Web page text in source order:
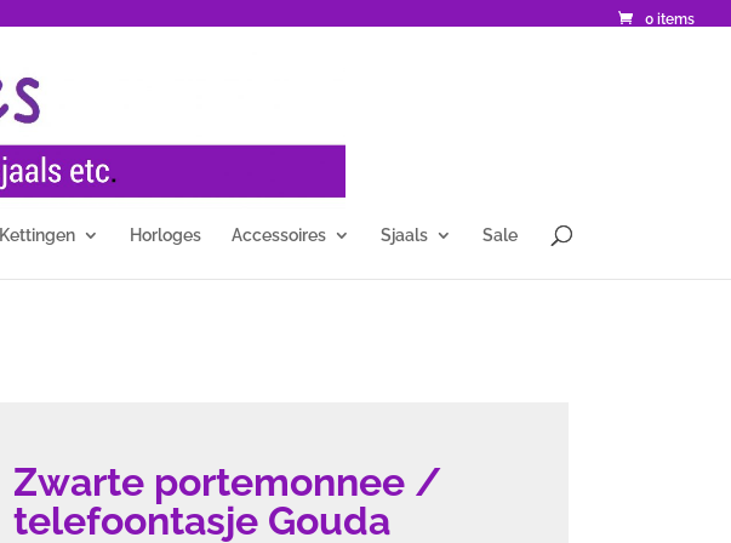
0 items
Kettingen Horloges Accessoires Sjaals Sale
Zwarte portemonnee /
telefoontasje Gouda